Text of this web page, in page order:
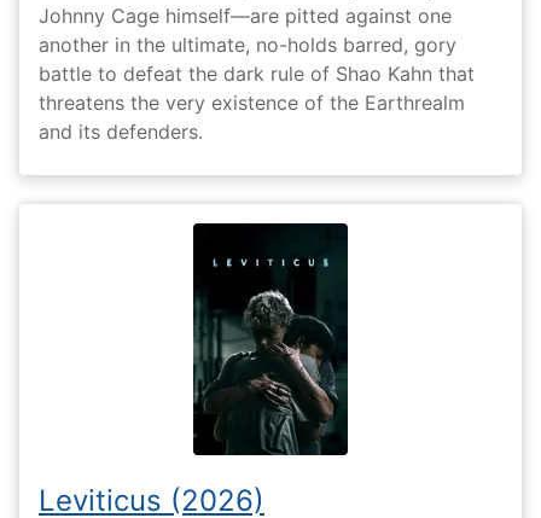
Johnny Cage himself—are pitted against one
another in the ultimate, no-holds barred, gory
battle to defeat the dark rule of Shao Kahn that
threatens the very existence of the Earthrealm
and its defenders.
Leviticus (2026)